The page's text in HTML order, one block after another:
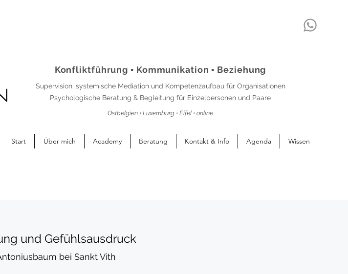
Konfliktführung ▪ Kommunikation ▪ Beziehung
Supervision, systemische Mediation und Kompetenzaufbau für Organisationen
Psychologische Beratung & Begleitung für Einzelpersonen und Paare
Ostbelgien • Luxemburg • Eifel • online
Start Über mich Academy Beratung Kontakt & Info Agenda Wissen
und Gefühlsausdruck
bei Sankt Vith